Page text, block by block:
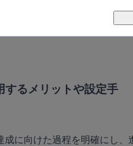
するメリットや設定手
成に向けた過程を明確にし、